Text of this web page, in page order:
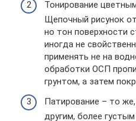
Тонирование
Щепочный рисунок
но тон поверхности
иногда не
применять не на
обработки ОСП
грунтом, а затем
Патирование – то
другим, более